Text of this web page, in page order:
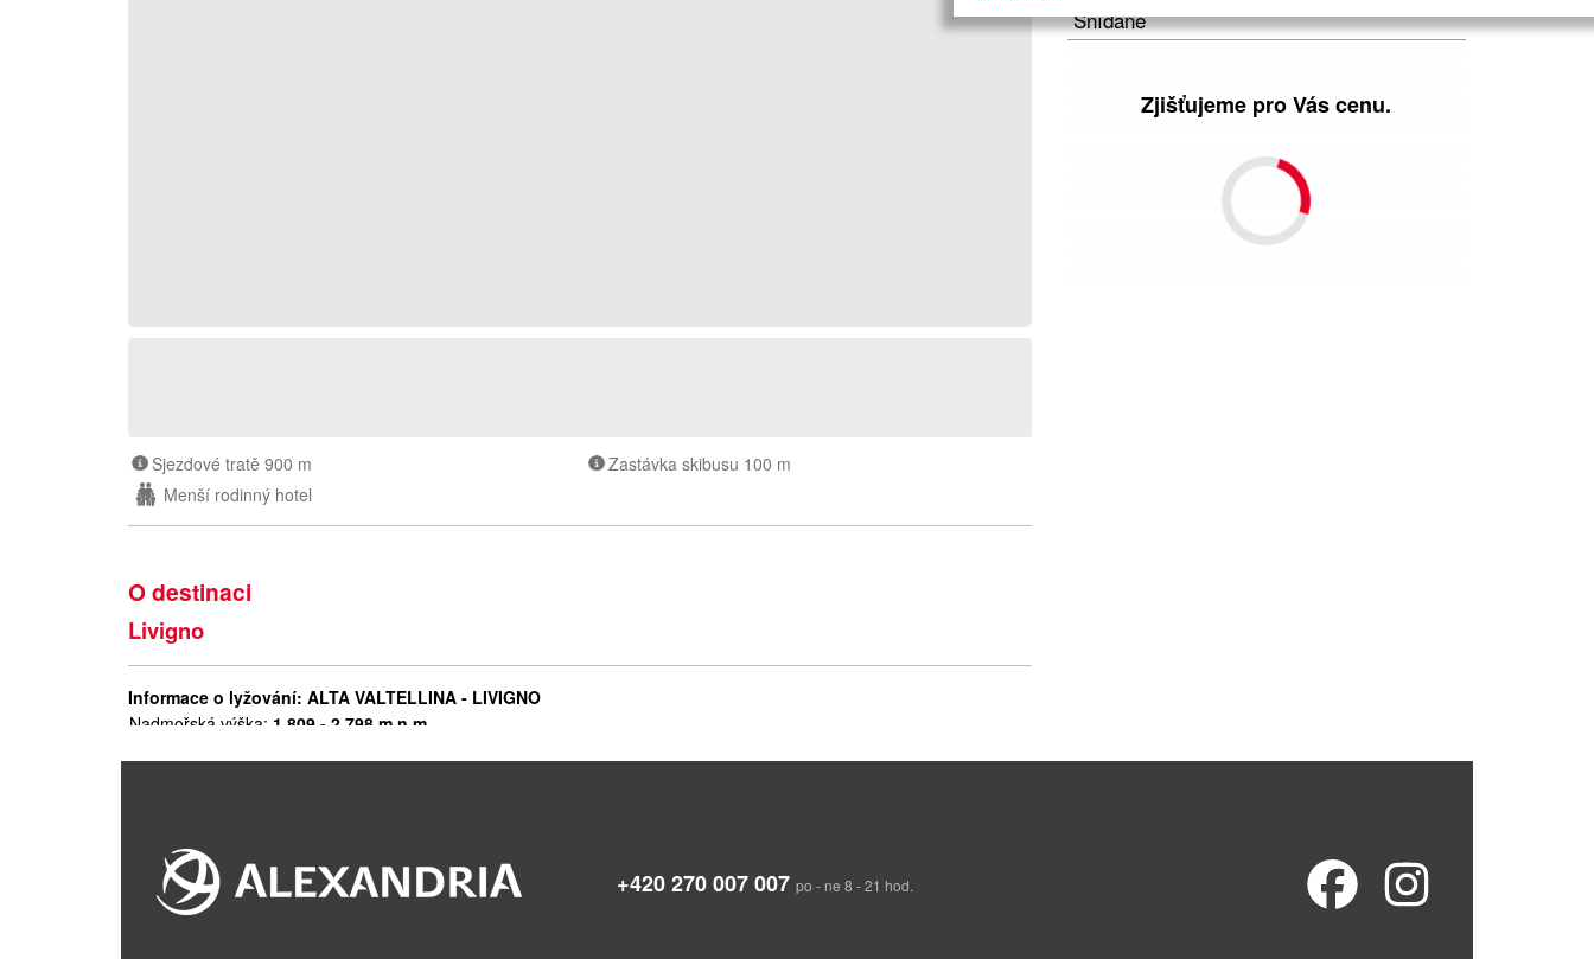
Sjezdové tratě 900 m
Zastávka skibusu 100 m
Menší rodinný hotel
Snídaně
Zjišťujeme pro Vás cenu.
O destinaci
Livigno
Informace o lyžování: ALTA VALTELLINA - LIVIGNO
Nadmořská výška: 1.809 - 2.798 m n.m.
Běžecké tratě:
Snowpark:
3
Vzdálenost z Prahy:
+420 270 007 007 po - ne 8 - 21 hod.